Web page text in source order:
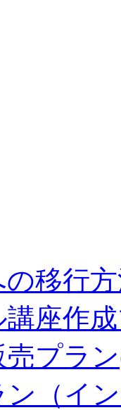
移行
講座作
プラ
（イ